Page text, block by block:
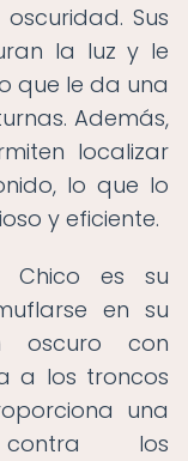
Sus
la luz y le
que le da una
Además,
localizar
lo que lo
y eficiente.
Chico es su
en su
oscuro con
a los troncos
una
contra los